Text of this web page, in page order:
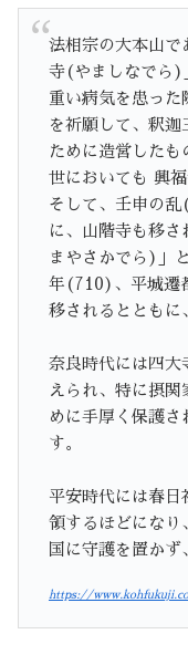
法相宗の大本山で
寺(やましなでら)
重い病気を患った
を祈願して、釈迦
ために造営した
世においても 興
そして、壬申の
に、山階寺も移
まやさかでら)」
年(710)、平城遷
移されるとともに
奈良時代には四大
えられ、特に摂関
めに手厚く保護さ
す。
平安時代には春日
領するほどになり
国に守護を置かず
https://